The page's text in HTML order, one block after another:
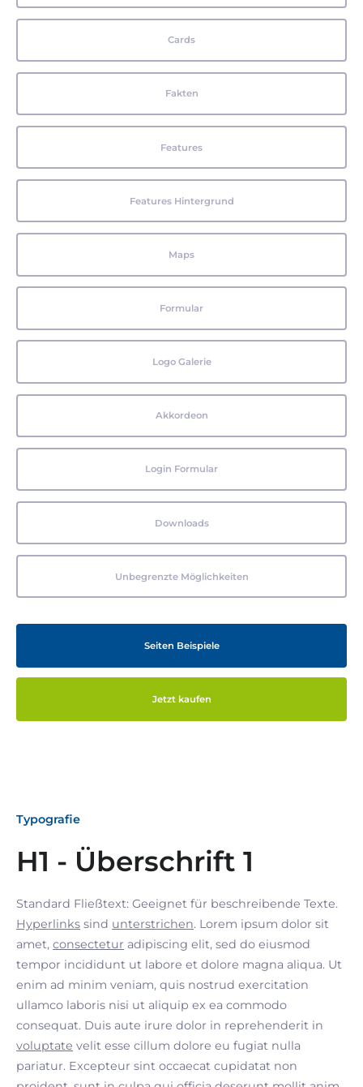
Cards
Fakten
Features
Features Hintergrund
Maps
Formular
Logo Galerie
Akkordeon
Login Formular
Downloads
Unbegrenzte Möglichkeiten
Seiten Beispiele
Jetzt kaufen
Typografie
H1 - Überschrift 1
Standard Fließtext: Geeignet für beschreibende Texte.
Hyperlinks sind unterstrichen. Lorem ipsum dolor sit
amet, consectetur adipiscing elit, sed do eiusmod
tempor incididunt ut labore et dolore magna aliqua. Ut
enim ad minim veniam, quis nostrud exercitation
ullamco laboris nisi ut aliquip ex ea commodo
consequat. Duis aute irure dolor in reprehenderit in
voluptate velit esse cillum dolore eu fugiat nulla
pariatur. Excepteur sint occaecat cupidatat non